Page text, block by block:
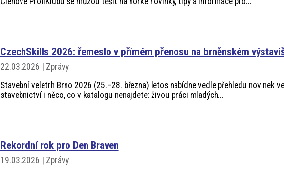
CzechSkills 2026: řemeslo v přímém přenosu na brněnském
22.03.2026 | Zprávy
Stavební veletrh Brno 2026 (25.–28. března) letos nabídne vedle přehledu novinek ve
stavebnictví i něco, co v katalogu nenajdete: živou práci mladých...
Rekordní rok pro Den Braven
19.03.2026 | Zprávy